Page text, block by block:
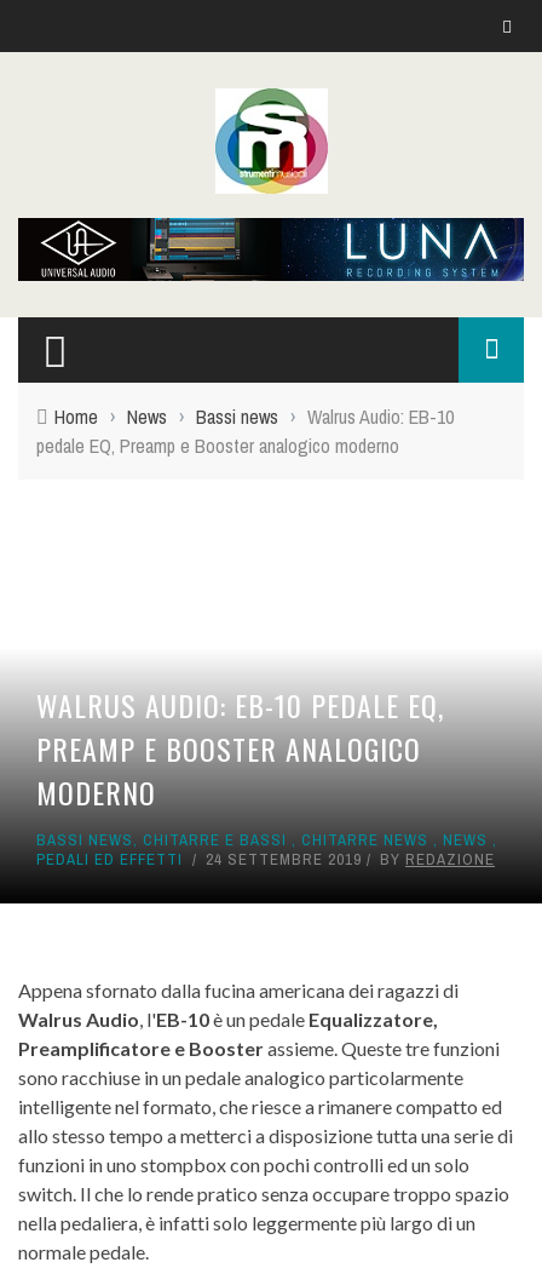
Home › News › Bassi news › Walrus Audio: EB-10
pedale EQ, Preamp e Booster analogico moderno
WALRUS AUDIO: EB-10 PEDALE EQ,
PREAMP E BOOSTER ANALOGICO
MODERNO
BASSI NEWS, CHITARRE E BASSI , CHITARRE NEWS , NEWS ,
PEDALI ED EFFETTI
24 SETTEMBRE 2019 BY REDAZIONE
Appena sfornato dalla fucina americana dei ragazzi di
Walrus Audio , l'EB-10è un pedale Equalizzatore,
Preamplificatore e Boosterassieme. Queste tre funzioni
sono racchiuse in un pedale analogico particolarmente
intelligente nel formato, che riesce a rimanere compatto ed
allo stesso tempo a metterci a disposizione tutta una serie di
funzioni in uno stompbox con pochi controlli ed un solo
switch. Il che lo rende pratico senza occupare troppo spazio
nella pedaliera, è infatti solo leggermente più largo di un
normale pedale.